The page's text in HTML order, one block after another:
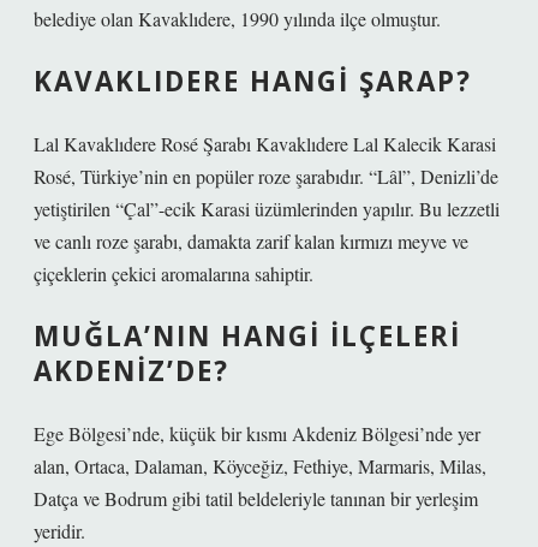
belediye olan Kavaklıdere, 1990 yılında ilçe olmuştur.
KAVAKLIDERE HANGI ŞARAP?
Lal Kavaklıdere Rosé Şarabı Kavaklıdere Lal Kalecik Karasi
Rosé, Türkiye’nin en popüler roze şarabıdır. “Lâl”, Denizli’de
yetiştirilen “Çal”-ecik Karasi üzümlerinden yapılır. Bu lezzetli
ve canlı roze şarabı, damakta zarif kalan kırmızı meyve ve
çiçeklerin çekici aromalarına sahiptir.
MUĞLA’NIN HANGI ILÇELERI
AKDENIZ’DE?
Ege Bölgesi’nde, küçük bir kısmı Akdeniz Bölgesi’nde yer
alan, Ortaca, Dalaman, Köyceğiz, Fethiye, Marmaris, Milas,
Datça ve Bodrum gibi tatil beldeleriyle tanınan bir yerleşim
yeridir.